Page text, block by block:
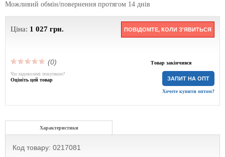
Можливий обмін/повернення протягом 14 днів
Ціна: 1 027 грн. ПОВІДОМТЕ, КОЛИ З'ЯВИТЬСЯ
(0) Товар закінчився
ЗАПИТ НА ОПТ
Хочете купити оптом?
Чи задоволені покупкою?
Оцініть цей товар
Характеристики
Код товару: 0217081